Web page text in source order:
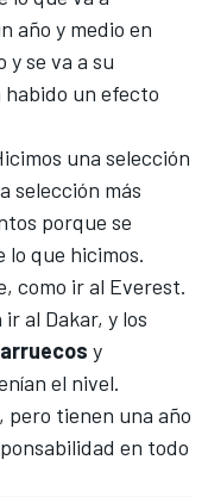
año y medio en
y se va a su
habido un efecto
una selección
selección más
porque se
lo que hicimos.
como ir al Everest.
al Dakar, y los
y
el nivel.
pero tienen una año
en todo